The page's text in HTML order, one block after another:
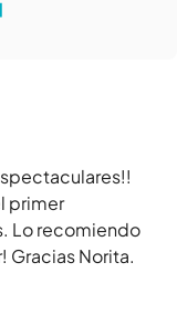
primer
Lo recomiendo
Gracias Norita.